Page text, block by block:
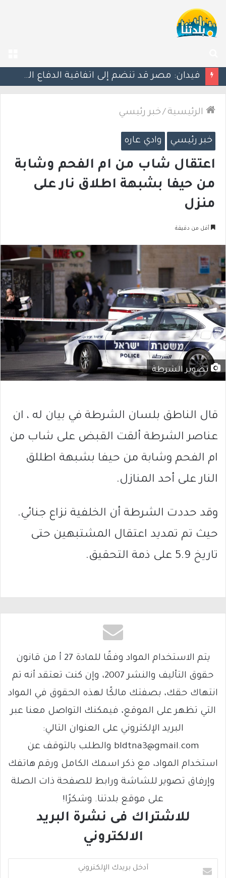
عن
الرئيسية /خبر رئيسي
خبر رئيسي وادي عاره
اعتقال شاب من ام الفحم وشابة
من حيفا بشبهة اطلاق نار على
منزل
أقل من دقيقة
تصوير الشرطة
قال الناطق بلسان الشرطة في بيان له ، ان
عناصر الشرطة ألقت القبض على شاب من
ام الفحم وشابة من حيفا بشبهة اطللق
النار على أحد المنازل.
وقد حددت الشرطة أن الخلفية نزاع جنائي.
حيث تم تمديد اعتقال المشتبهين حتى
تاريخ 5.9 على ذمة التحقيق.
يتم الاستخدام المواد وفقًا للمادة 27 أ من قانون
حقوق التأليف والنشر 2007، وإن كنت تعتقد أنه تم
انتهاك حقك، بصفتك مالكًا لهذه الحقوق في المواد
التي تظهر على الموقع، فيمكنك التواصل معنا عبر
البريد الإلكتروني على العنوان التالي:
bldtna3@gmail.com والطلب بالتوقف عن
استخدام المواد، مع ذكر اسمك الكامل ورقم هاتفك
وإرفاق تصوير للشاشة ورابط للصفحة ذات الصلة
على موقع بلدتنا. وشكرًا!
للاشتراك فى نشرة البريد
الالكتروني